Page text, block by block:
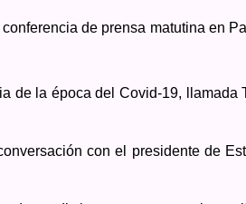
de prensa matutina en
de la época del Covid-19, llamada
con el presidente de